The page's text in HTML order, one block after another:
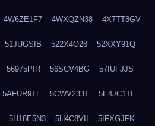
4W6ZE1F7 4WXQZN38 4X7TT8GV
51JUGSIB 522X4O28 52XXY91Q
56975PIR 56SCV4BG 57IUFJJS
5AFUR9TL 5CWV233T 5E4JC1TI
5H18E5N3 5H4C8VII 5IFXGJFK